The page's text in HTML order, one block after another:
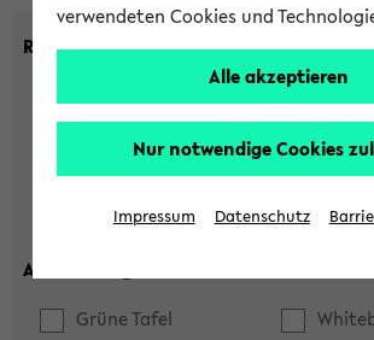
Raumkriterien:
max. Plätze:
Ausstattung:
Grüne Tafel
verwendeten Cookies und
Alle akzeptieren
Nur notwendige Cookies
Impressum Datenschutz